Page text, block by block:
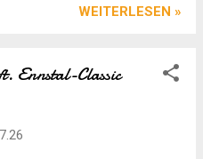
die Zeit wie im Flug.
Wanderung zu verbinden.
Direkt neben der
WEITERLESEN »
Ennstal-Classic